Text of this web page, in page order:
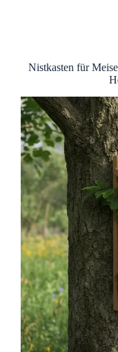
Nistkasten für